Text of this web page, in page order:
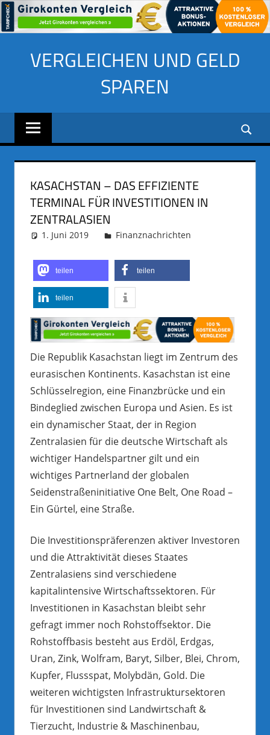
VERGLEICHEN UND GELD
SPAREN
KASACHSTAN – DAS EFFIZIENTE
TERMINAL FÜR INVESTITIONEN IN
ZENTRALASIEN
1. Juni 2019 adminus
Finanznachrichten
teilen teilen
teilen
Die Republik Kasachstan liegt im Zentrum des
eurasischen Kontinents. Kasachstan ist eine
Schlüsselregion, eine Finanzbrücke und ein
Bindeglied zwischen Europa und Asien. Es ist
ein dynamischer Staat, der in Region
Zentralasien für die deutsche Wirtschaft als
wichtiger Handelspartner gilt und ein
wichtiges Partnerland der globalen
Seidenstraßeninitiative One Belt, One Road –
Ein Gürtel, eine Straße.
Die Investitionspräferenzen aktiver Investoren
und die Attraktivität dieses Staates
Zentralasiens sind verschiedene
kapitalintensive Wirtschaftssektoren. Für
Investitionen in Kasachstan bleibt sehr
gefragt immer noch Rohstoffsektor. Die
Rohstoffbasis besteht aus Erdöl, Erdgas,
Uran, Zink, Wolfram, Baryt, Silber, Blei, Chrom,
Kupfer, Flussspat, Molybdän, Gold. Die
weiteren wichtigsten Infrastruktursektoren
für Investitionen sind Landwirtschaft &
Tierzucht, Industrie & Maschinenbau,